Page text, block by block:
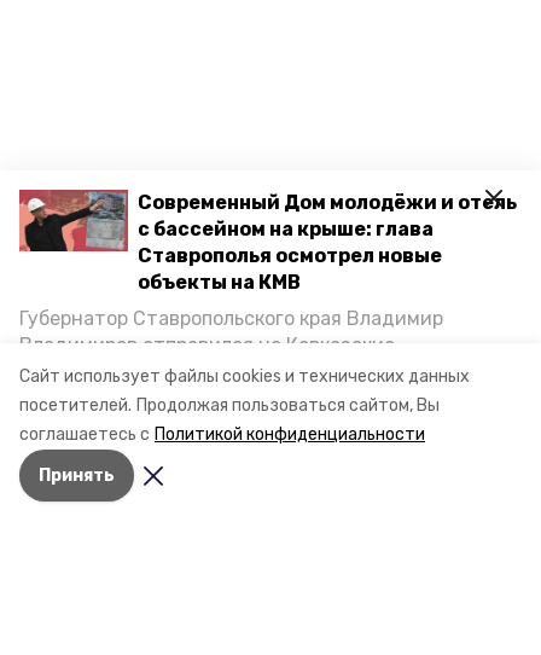
Сайт использует файлы cookies и технических данных
посетителей. Продолжая пользоваться сайтом, Вы
соглашаетесь с Политикой конфиденциальности
Принять
Современный Дом молодёжи и отель
с бассейном на крыше: глава
Ставрополья осмотрел новые
объекты на КМВ
Губернатор Ставропольского края Владимир
Владимиров отправился на Кавказские
Минеральные Воды, чтобы проинспектировать
строительство объектов в Кисловодске и
Минводах, а также выслушать предложения о
постройке новых точек притяжения для местных
жителей. Подробнее — в материале «Победы26».